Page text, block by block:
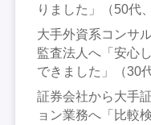
りました」（50代
大手外資系コンサ
監査法人へ「安心
できました」（30
証券会社から大手
ョン業務へ「比較